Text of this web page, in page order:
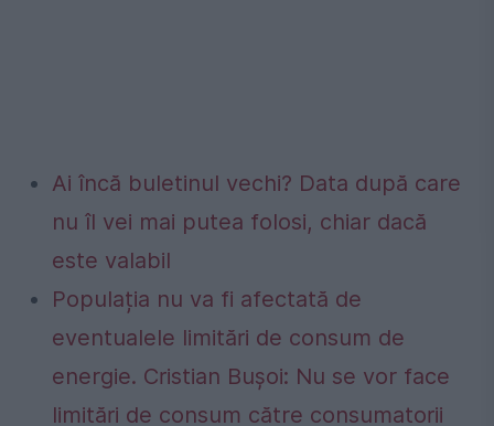
Ai încă buletinul vechi? Data după care
nu îl vei mai putea folosi, chiar dacă
este valabil
Populația nu va fi afectată de
eventualele limitări de consum de
energie. Cristian Bușoi: Nu se vor face
limitări de consum către consumatorii